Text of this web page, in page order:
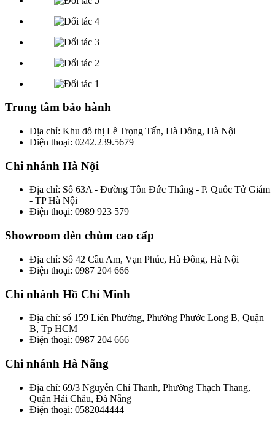
Trung tâm bảo hành
Địa chỉ: Khu đô thị Lê Trọng Tấn, Hà Đông, Hà Nội
Điện thoại: 0242.239.5679
Chi nhánh Hà Nội
Địa chỉ: Số 63A - Đường Tôn Đức Thắng - P. Quốc Tử Giám
- TP Hà Nội
Điện thoại: 0989 923 579
Showroom đèn chùm cao cấp
Địa chỉ: Số 42 Cầu Am, Vạn Phúc, Hà Đông, Hà Nội
Điện thoại: 0987 204 666
Chi nhánh Hồ Chí Minh
Địa chỉ: số 159 Liên Phường, Phường Phước Long B, Quận
B, Tp HCM
Điện thoại: 0987 204 666
Chi nhánh Hà Nẵng
Địa chỉ: 69/3 Nguyễn Chí Thanh, Phường Thạch Thang,
Quận Hải Châu, Đà Nẵng
Điện thoại: 0582044444